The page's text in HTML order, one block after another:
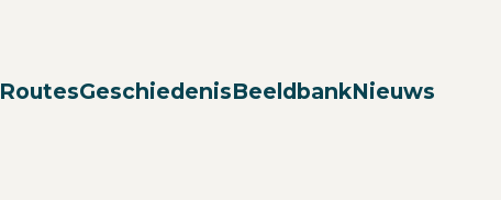
RoutesGeschiedenisBeeldbankNieuws